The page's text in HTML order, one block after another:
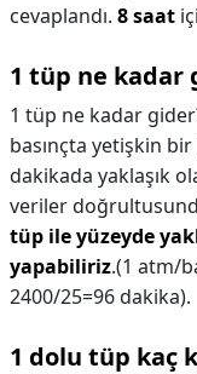
cevaplandı. 8 saat
1 tüp ne kadar
1 tüp ne kadar
basınçta yetişkin
dakikada yaklaşık
veriler
tüp ile yüzeyde
yapabiliriz.(1 atm/
2400/25=96 dakika).
1 dolu tüp kaç